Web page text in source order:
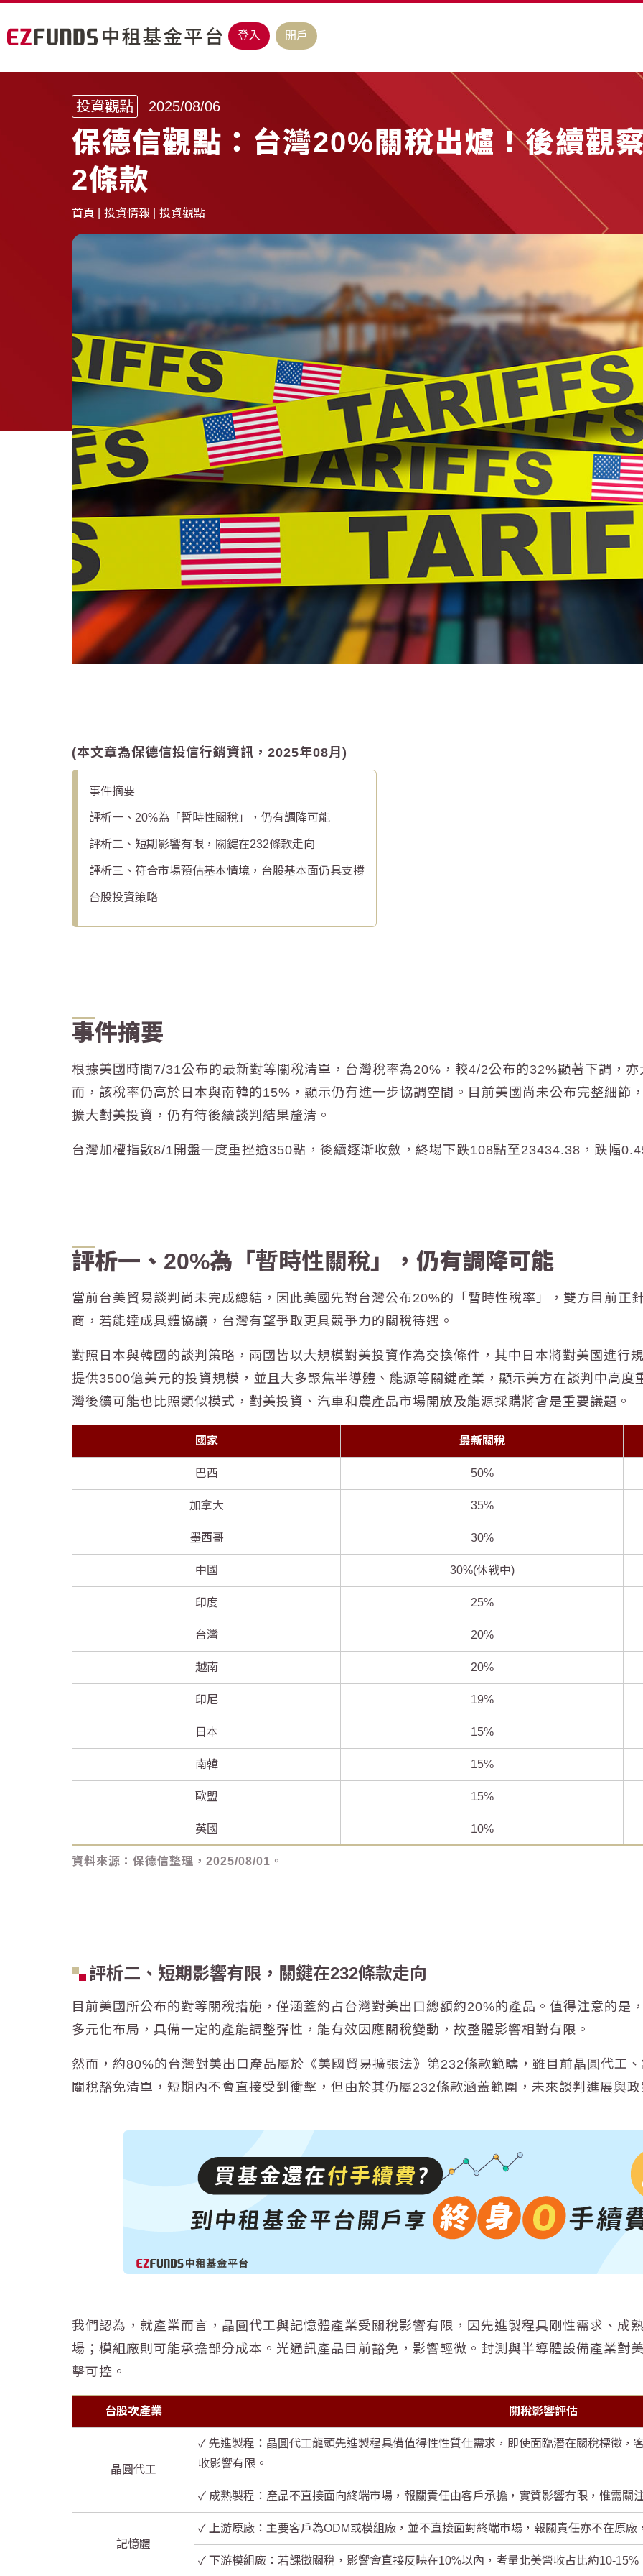
登入 開戶
投資觀點 2025/08/06
保德信觀點：台灣20%關稅出爐！後續觀
2條款
首頁 投資情報 投資觀點
(本文章為保德信投信行銷資訊，2025年08月)
事件摘要
評析一、20%為「暫時性關稅」，仍有調降可能
評析二、短期影響有限，關鍵在232條款走向
評析三、符合市場預估基本情境，台股基本面仍具支撐
台股投資策略
事件摘要
根據美國時間7/31公布的最新對等關稅清單， 台灣稅率為20% ，較4/2公布的32%顯著下調，
而，該稅率仍高於日本與南韓的15%，顯示仍有進一步協調空間。目前美國尚未公布完整細節
擴大對美投資，仍有待後續談判結果釐清。
台灣加權指數8/1開盤一度重挫逾350點，後續逐漸收斂，終場下跌108點至23434.38，跌幅
評析一、20%為「暫時性關稅」，仍有調降可能
當前台美貿易談判尚未完成總結，因此美國先對台灣公布20%的「暫時性稅率」，雙方目前正
商，若能達成具體協議，台灣有望爭取更具競爭力的關稅待遇。
對照日本與韓國的談判策略，兩國皆以大規模對美投資作為交換條件，其中日本將對美國進行
提供3500億美元的投資規模，並且大多聚焦半導體、能源等關鍵產業，顯示美方在談判中高
灣後續可能也比照類似模式，對美投資、汽車和農產品市場開放及能源採購將會是重要議題。
國家 最新關稅
巴西 50%
加拿大 35%
墨西哥 30%
中國 30%(休戰中)
印度 25%
台灣 20%
越南 20%
印尼 19%
日本 15%
南韓 15%
歐盟 15%
英國 10%
資料來源：保德信整理，2025/08/01。
評析二、短期影響有限，關鍵在232條款走向
目前美國所公布的對等關稅措施，僅涵蓋約占台灣對美出口總額約20%的產品。值得注意的是
多元化布局，具備一定的產能調整彈性，能有效因應關稅變動，故整體影響相對有限。
然而，約80%的台灣對美出口產品屬於《美國貿易擴張法》第232條款範疇，雖目前晶圓代工
關稅豁免清單，短期內不會直接受到衝擊，但由於其仍屬232條款涵蓋範圍，未來談判進展與
我們認為，就產業而言，晶圓代工與記憶體產業受關稅影響有限，因先進製程具剛性需求、成
場；模組廠則可能承擔部分成本。光通訊產品目前豁免，影響輕微。封測與半導體設備產業對
擊可控。
台股次產業 關稅影響評估
晶圓代工
✓ 先進製程：晶圓代工龍頭先進製程具備值得性性質仕需求，即使面臨潛在關稅標徵，
收影響有限。
✓ 成熟製程：產品不直接面向終端市場，報關責任由客戶承擔，實質影響有限，惟需關
記憶體
✓ 上游原廠：主要客戶為ODM或模組廠，並不直接面對終端市場，報關責任亦不在原廠
✓ 下游模組廠：若課徵關稅，影響會直接反映在10%以內，考量北美營收占比約10-